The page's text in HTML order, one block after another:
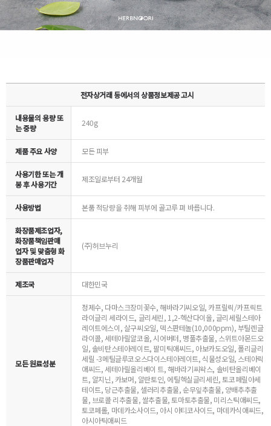
전자상거래 등에서의 상품정보제공 고시
내용물의 용량 또
는 중량
240g
제품 주요 사양 모든 피부
사용기한 또는 개
봉 후 사용기간
제조일로부터 24개월
사용방법 본품 적당량을 취해 피부에 골고루 펴 바릅니다.
화장품제조업자,
화장품책임판매
업자 및 맞춤형 화
장품판매업자
(주)허브누리
제조국 대한민국
모든 원료성분
정제수, 다마스크장미꽃수, 해바라기씨오일, 카프릴릭/카프릭트
라이글리 세라이드, 글리세린, 1,2-헥산다이올, 글리세릴스테아
레이트에스이, 살구씨오일, 덱스판테놀(10,000ppm), 부틸렌글
라이콜, 세테아릴알코올, 시어버터, 병풀추출물, 스위트아몬드오
일, 솔비탄스테아레이트, 팔미틱애씨드, 아보카도오일, 폴리글리
세릴 -3메틸글루코오스다이스테아레이트, 식물성오일, 스테아릭
애씨드, 세테아릴올리베이 트, 해바라기씨왁스, 솔비탄올리베이
트, 알지닌, 카보머, 알란토인, 에틸헥실글리세린, 토코페릴아세
테이트, 당근추출물, 셀러리추출물, 순무잎추출물, 양배추추출
물, 브로콜 리추출물, 쌀추출물, 토마토추출물, 미리스틱애씨드,
토코페롤, 마데카소사이드, 아시 아티코사이드, 마데카식애씨드,
아시아틱애씨드